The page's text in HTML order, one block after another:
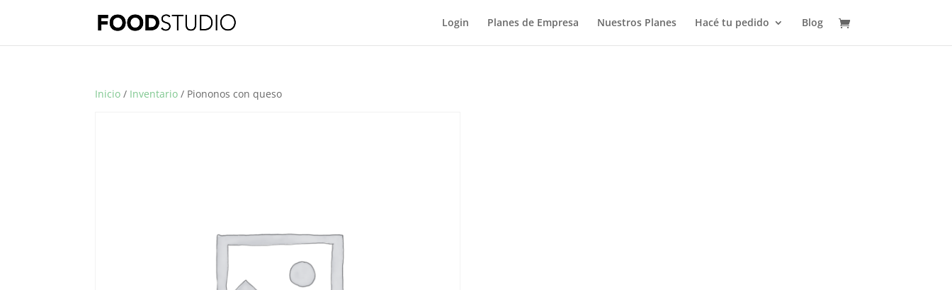
Login Planes de Empresa Nuestros Planes Hacé tu pedido Blog
Inicio / Inventario / Piononos con queso